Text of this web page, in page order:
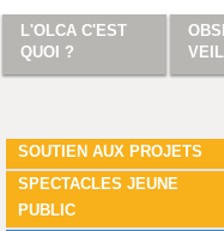
SOUTIEN AUX PROJETS
SPECTACLES JEUNE
PUBLIC
L'OLCA C'EST
QUOI ?